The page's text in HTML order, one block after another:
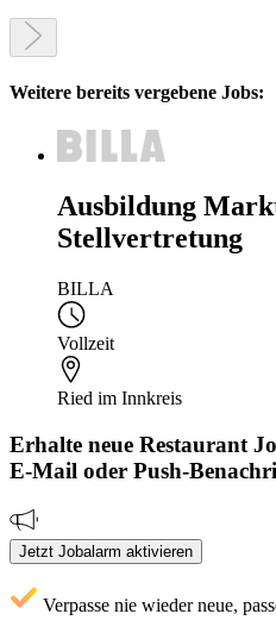
Weitere bereits vergebene Jobs:
Ausbildung
Stellvertretung
BILLA
Vollzeit
Ried im Innkreis
Erhalte neue Restaurant
E-Mail oder Push-
Jetzt Jobalarm aktivieren
Verpasse nie wieder neue,